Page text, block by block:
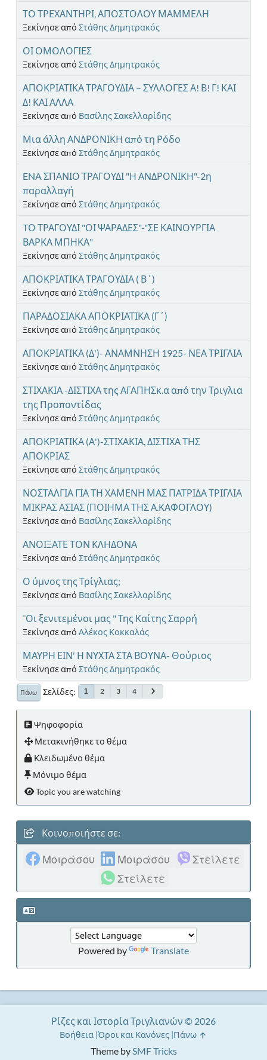
ΤΟ ΤΡΕΧΑΝΤΗΡΙ, ΑΠΟΣΤΟΛΟΥ ΜΑΜΜΕΛΗ
Ξεκίνησε από Στάθης Δημητρακός
ΟΙ ΟΜΟΛΟΓΙΕΣ
Ξεκίνησε από Στάθης Δημητρακός
ΑΠΟΚΡΙΑΤΙΚΑ ΤΡΑΓΟΥΔΙΑ – ΣΥΛΛΟΓΕΣ Α! Β! Γ! ΚΑΙ
Δ! ΚΑΙ ΑΛΛΑ
Ξεκίνησε από Βασίλης Σακελλαρίδης
Μια άλλη ΑΝΔΡΟΝΙΚΗ από τη Ρόδο
Ξεκίνησε από Στάθης Δημητρακός
ENA ΣΠΑΝΙΟ ΤΡΑΓΟΥΔΙ "Η ΑΝΔΡΟΝΙΚΗ"-2η
παραλλαγή
Ξεκίνησε από Στάθης Δημητρακός
TΟ ΤΡΑΓΟΥΔΙ "ΟΙ ΨΑΡΑΔΕΣ"-"ΣΕ ΚΑΙΝΟΥΡΓΙΑ
ΒΑΡΚΑ ΜΠΗΚΑ"
Ξεκίνησε από Στάθης Δημητρακός
ΑΠΟΚΡΙΑΤΙΚΑ ΤΡΑΓΟΥΔΙΑ ( Β΄)
Ξεκίνησε από Στάθης Δημητρακός
ΠΑΡΑΔΟΣΙΑΚΑ ΑΠΟΚΡΙΑΤΙΚΑ (Γ΄)
Ξεκίνησε από Στάθης Δημητρακός
ΑΠΟΚΡΙΑΤΙΚΑ (Δ')- ΑΝΑΜΝΗΣΗ 1925- ΝΕΑ ΤΡΙΓΛΙΑ
Ξεκίνησε από Στάθης Δημητρακός
ΣΤΙΧΑΚΙΑ -ΔΙΣΤΙΧΑ της ΑΓΑΠΗΣκ.α από την Τριγλια
της Προποντίδας
Ξεκίνησε από Στάθης Δημητρακός
ΑΠΟΚΡΙΑΤΙΚΑ (Α')-ΣΤΙΧΑΚΙΑ, ΔΙΣΤΙΧΑ ΤΗΣ
ΑΠΟΚΡΙΑΣ
Ξεκίνησε από Στάθης Δημητρακός
ΝΟΣΤΑΛΓΙΑ ΓΙΑ ΤΗ ΧΑΜΕΝΗ ΜΑΣ ΠΑΤΡΙΔΑ ΤΡΙΓΛΙΑ
ΜΙΚΡΑΣ ΑΣΙΑΣ (ΠΟΙΗΜΑ ΤΗΣ Α.ΚΑΦΟΓΛΟΥ)
Ξεκίνησε από Βασίλης Σακελλαρίδης
ΑΝΟΙΞΑΤΕ ΤΟΝ ΚΛΗΔΟΝΑ
Ξεκίνησε από Στάθης Δημητρακός
Ο ύμνος της Τρίγλιας;
Ξεκίνησε από Βασίλης Σακελλαρίδης
¨Οι ξενιτεμένοι μας " Της Καίτης Σαρρή
Ξεκίνησε από Αλέκος Κοκκαλάς
ΜΑΥΡΗ ΕΙΝ' Η ΝΥΧΤΑ ΣΤΑ ΒΟΥΝΑ- Θούριος
Ξεκίνησε από Στάθης Δημητρακός
Πάνω Σελίδες 1 2 3 4
Ψηφοφορία
Μετακινήθηκε το θέμα
Κλειδωμένο θέμα
Μόνιμο θέμα
Topic you are watching
Κοινοποιήστε σε:
Μοιράσου Μοιράσου
Στείλετε
Στείλετε
Powered by Translate
Theme bySMF Tricks
Ρίζες και Ιστορία Τριγλιανών © 2026
Βοήθεια Όροι και Κανόνες Πάνω